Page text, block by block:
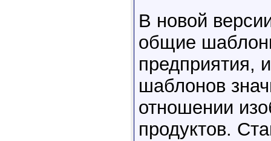
В новой
общие
предприятия,
шаблонов
отношении
продуктов.